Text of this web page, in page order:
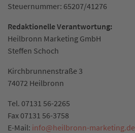
Steuernummer: 65207/41276
Redaktionelle Verantwortung:
Heilbronn Marketing GmbH
Steffen Schoch
Kirchbrunnenstraße 3
74072 Heilbronn
Tel. 07131 56-2265
Fax 07131 56-3758
E-Mail: info@heilbronn-marketing.de